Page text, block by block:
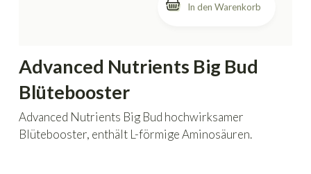
In den Warenkorb
Advanced Nutrients Big Bud
Blütebooster
Advanced Nutrients Big Bud hochwirksamer
Blütebooster, enthält L-förmige Aminosäuren.